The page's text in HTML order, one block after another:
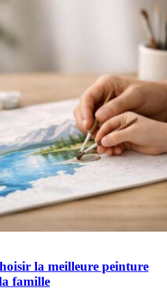
la meilleure peinture
famille